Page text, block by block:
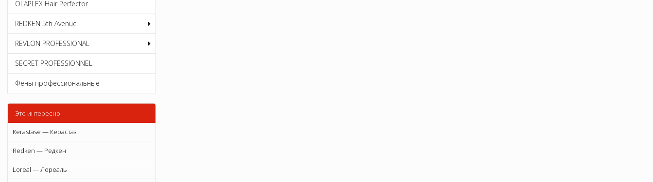
OLAPLEX Hair Perfector
REDKEN 5th Avenue
REVLON PROFESSIONAL
SECRET PROFESSIONNEL
Фены профессиональные
Это интересно:
Kerastase — Керастаз
Redken — Редкен
Loreal — Лореаль